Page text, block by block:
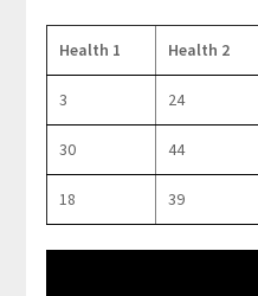
Health 1 Health 2
3 24
30 44
18 39